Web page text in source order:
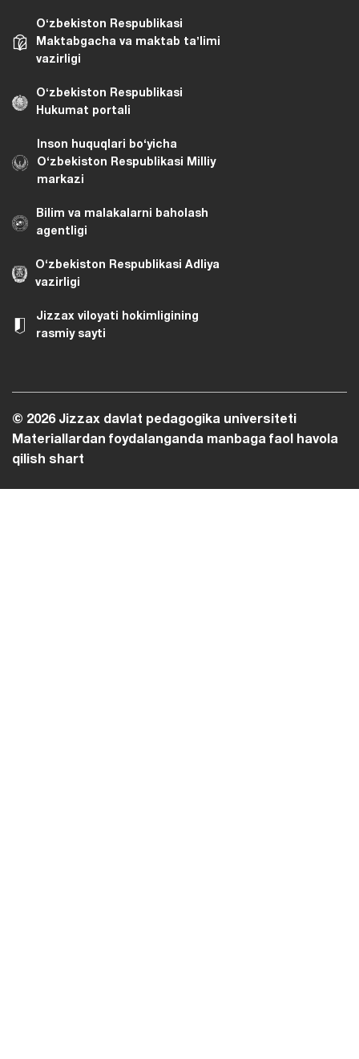
Oʻzbekiston Respublikasi
Maktabgacha va maktab taʼlimi
vazirligi
Oʻzbekiston Respublikasi
Hukumat portali
Inson huquqlari bo‘yicha
O‘zbekiston Respublikasi Milliy
markazi
Bilim va malakalarni baholash
agentligi
O‘zbekiston Respublikasi Adliya
vazirligi
Jizzax viloyati hokimligining
rasmiy sayti
© 2026 Jizzax davlat pedagogika universiteti
Materiallardan foydalanganda manbaga faol havola
qilish shart